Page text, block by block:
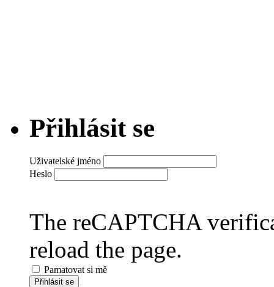
Přihlásit se
Uživatelské jméno
Heslo
The reCAPTCHA
reload the page.
Pamatovat si mě
Přihlásit se